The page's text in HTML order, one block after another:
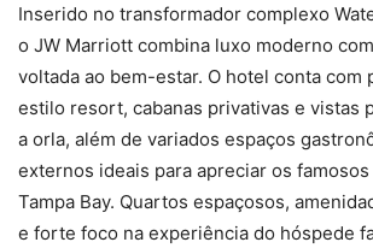
Inserido no transformador complexo
o JW Marriott combina luxo moderno
voltada ao bem-estar. O hotel conta com
estilo resort, cabanas privativas e vistas
a orla, além de variados espaços
externos ideais para apreciar os
Tampa Bay. Quartos espaçosos,
e forte foco na experiência do hóspede